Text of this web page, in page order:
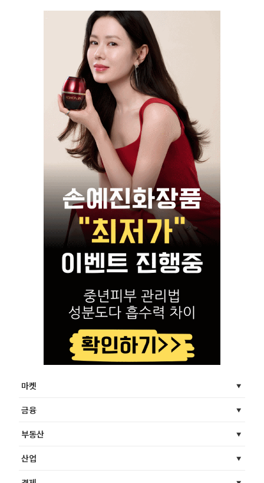
마켓
금융
부동산
산업